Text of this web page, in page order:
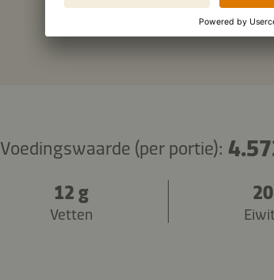
Voedingswaarde (per portie):
12 g
Vetten